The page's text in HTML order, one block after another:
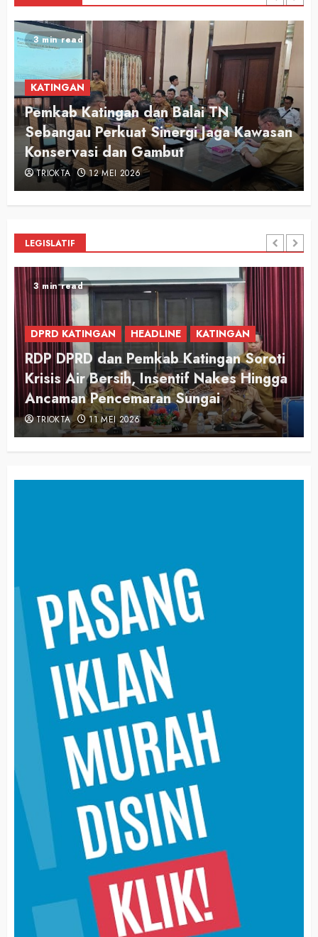
2 min read
KATINGAN
Audiensi Otong Awi 2026, Bupati Saiful
Apresiasi Semangat Putra-Putri
Pariwisata Katingan
TRIOKTA 12 MEI 2026
LEGISLATIF
2 min read
DPRD KATINGAN
DPRD Katingan Apresiasi Langkah
Pemerintah Awasi Harga dan Kualitas
Pangan
TRIOKTA 3 MARET 2026